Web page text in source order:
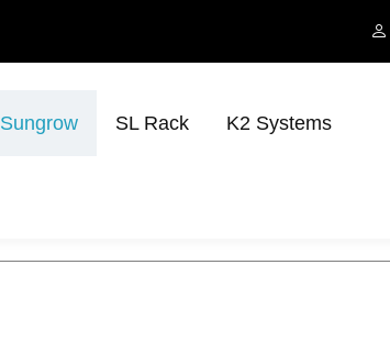
Sungrow SL Rack K2 Systems